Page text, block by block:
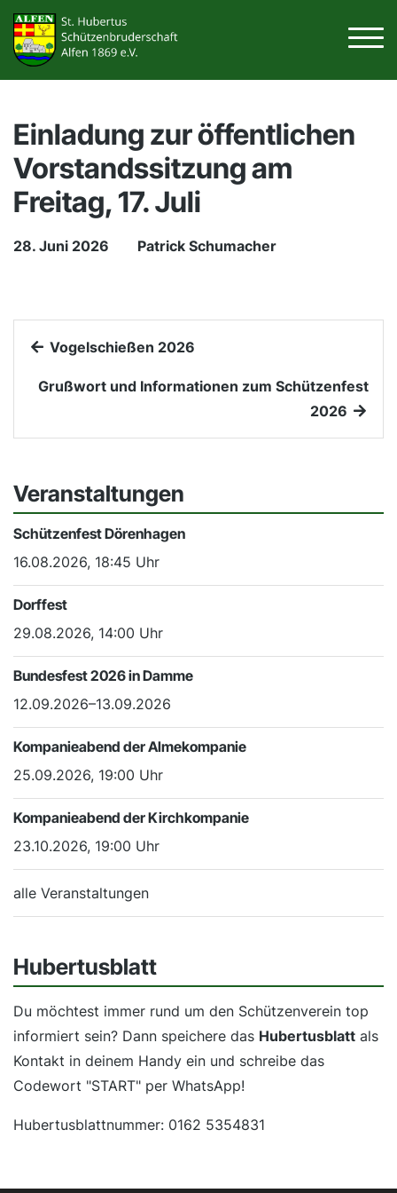
Einladung zur öffentlichen
Vorstandssitzung am
Freitag, 17. Juli
28. Juni 2026 Patrick Schumacher
Vogelschießen 2026
Grußwort und Informationen zum Schützenfest
2026
Veranstaltungen
Schützenfest Dörenhagen
16.08.2026, 18:45 Uhr
Dorffest
29.08.2026, 14:00 Uhr
Bundesfest 2026 in Damme
12.09.2026–13.09.2026
Kompanieabend der Almekompanie
25.09.2026, 19:00 Uhr
Kompanieabend der Kirchkompanie
23.10.2026, 19:00 Uhr
alle Veranstaltungen
Hubertusblatt
Du möchtest immer rund um den Schützenverein top
informiert sein? Dann speichere das Hubertusblatt als
Kontakt in deinem Handy ein und schreibe das
Codewort "START" per WhatsApp!
Hubertusblattnummer: 0162 5354831